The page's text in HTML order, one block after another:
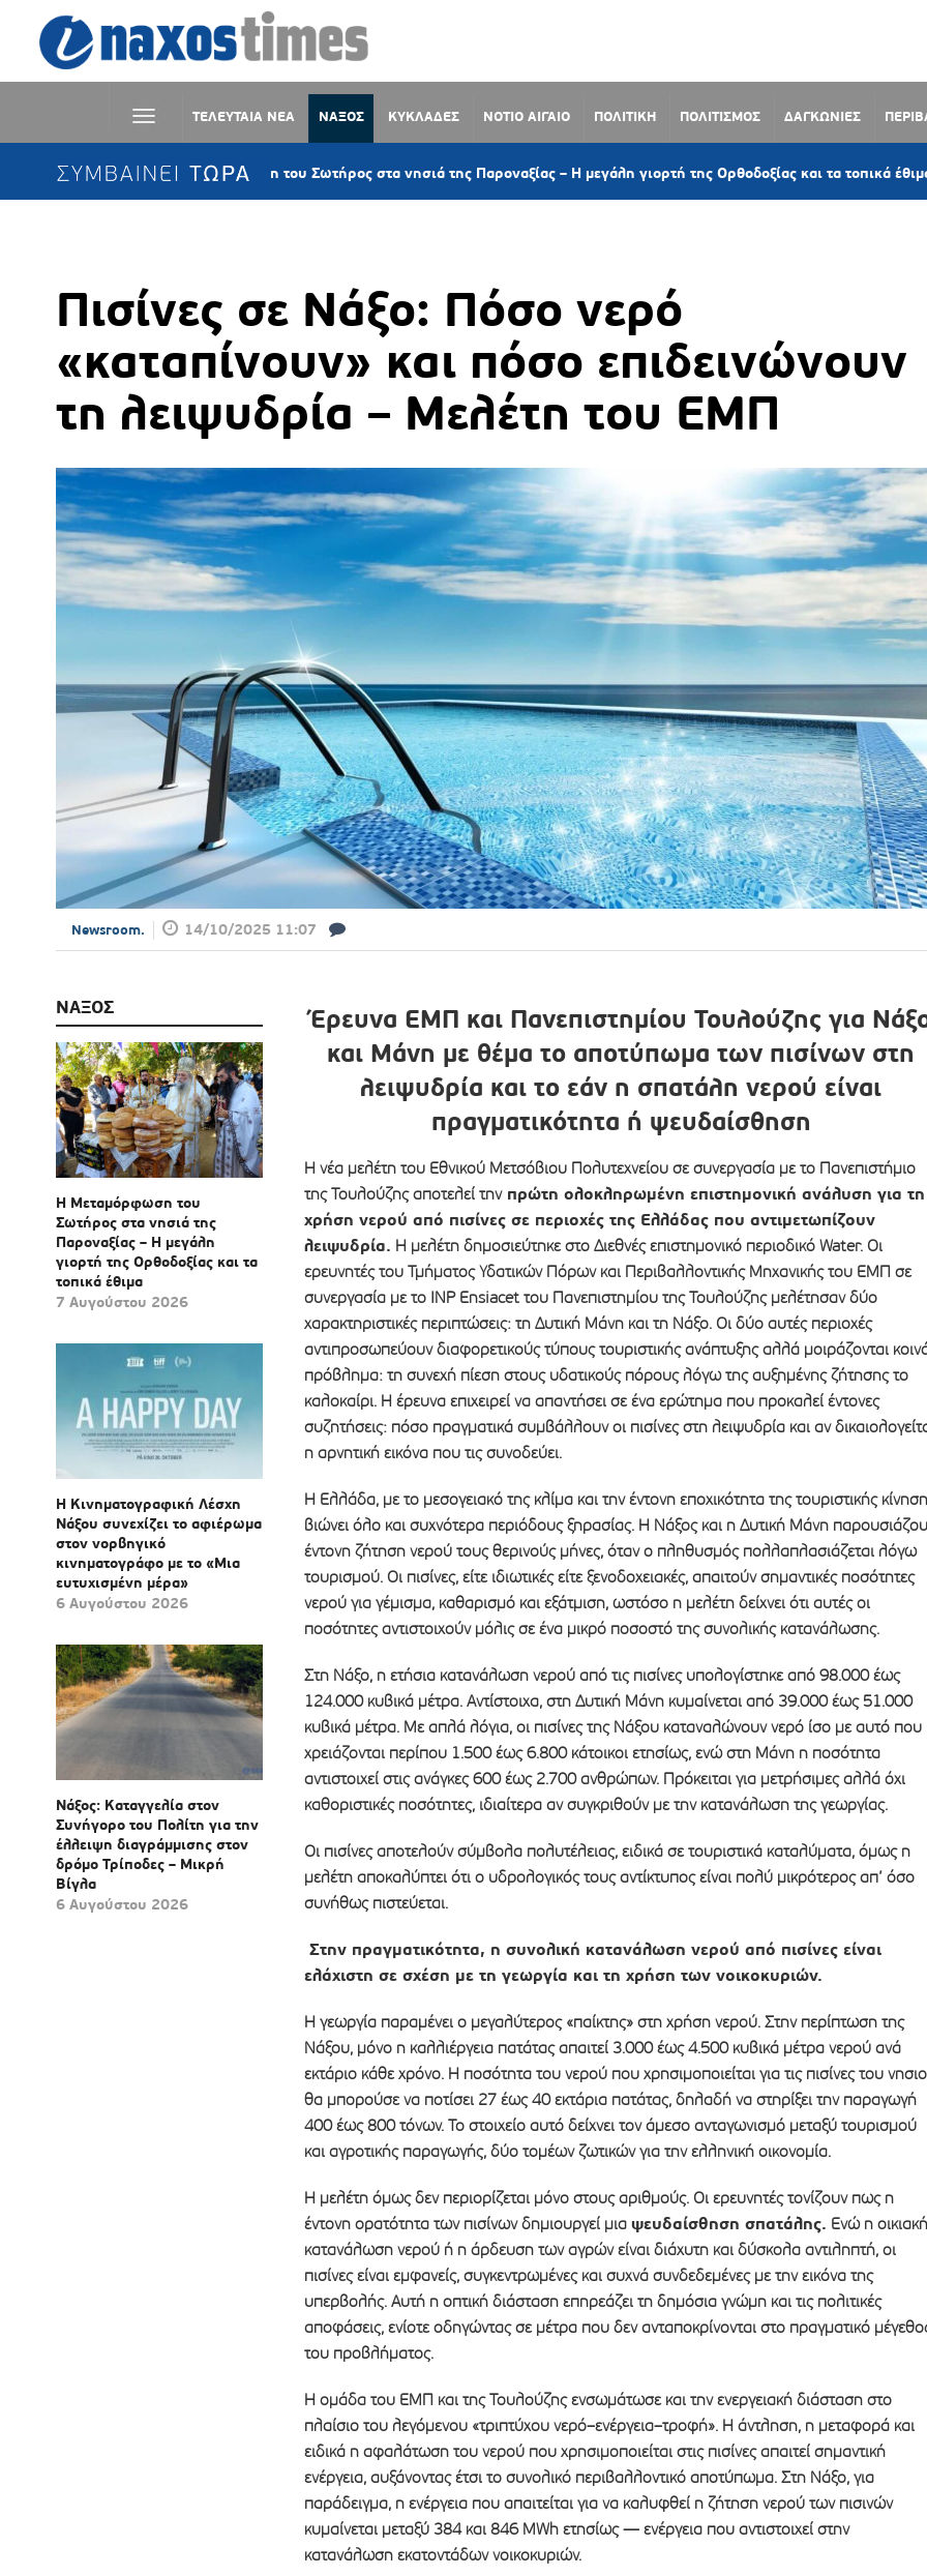
ΤΕΛΕΥΤΑΙΑ ΝΕΑ ΝΑΞΟΣ ΚΥΚΛΑΔΕΣ ΝΟΤΙΟ ΑΙΓΑΙΟ ΠΟΛΙΤΙΚΗ ΠΟΛΙΤΙΣΜΟΣ ΔΑΓΚΩΝΙΕΣ
ΣΥΜΒΑΙΝΕΙ ΤΩΡΑ
Η Μεταμόρφωση του Σωτήρος στα νησιά της Παροναξίας – Η μεγάλη γιορτή της Ορθοδοξίας και τα τοπικά έθιμα 1
Πισίνες σε Νάξο: Πόσο νερό
«καταπίνουν» και πόσο επιδεινώνουν
τη λειψυδρία – Μελέτη του ΕΜΠ
Newsroom. 14/10/2025 11:07
ΝΑΞΟΣ
Η Μεταμόρφωση του
Σωτήρος στα νησιά της
Παροναξίας – Η μεγάλη
γιορτή της Ορθοδοξίας και τα
τοπικά έθιμα
7 Αυγούστου 2026
Η Κινηματογραφική Λέσχη
Νάξου συνεχίζει το αφιέρωμα
στον νορβηγικό
κινηματογράφο με το «Μια
ευτυχισμένη μέρα»
6 Αυγούστου 2026
Νάξος: Καταγγελία στον
Συνήγορο του Πολίτη για την
έλλειψη διαγράμμισης στον
δρόμο Τρίποδες – Μικρή
Βίγλα
6 Αυγούστου 2026
Έρευνα ΕΜΠ και Πανεπιστημίου Τουλούζης για
και Μάνη με θέμα το αποτύπωμα των πισίνων στη
λειψυδρία και το εάν η σπατάλη νερού είναι
πραγματικότητα ή ψευδαίσθηση
Η νέα μελέτη του Εθνικού Μετσόβιου Πολυτεχνείου σε συνεργασία με το Πανεπιστήμιο
της Τουλούζης αποτελεί τηνπρώτη ολοκληρωμένη επιστημονική ανάλυση για τη
χρήση νερού από πισίνες σε περιοχές της Ελλάδας που αντιμετωπίζουν
λειψυδρία. Η μελέτη δημοσιεύτηκε στο Διεθνές επιστημονικό περιοδικό Water. Οι
ερευνητές του Τμήματος Υδατικών Πόρων και Περιβαλλοντικής Μηχανικής του ΕΜΠ σε
συνεργασία με το INP Ensiacet του Πανεπιστημίου της Τουλούζης μελέτησαν δύο
χαρακτηριστικές περιπτώσεις: τη Δυτική Μάνη και τη Νάξο. Οι δύο αυτές περιοχές
αντιπροσωπεύουν διαφορετικούς τύπους τουριστικής ανάπτυξης αλλά μοιράζονται
πρόβλημα: τη συνεχή πίεση στους υδατικούς πόρους λόγω της αυξημένης ζήτησης το
καλοκαίρι. Η έρευνα επιχειρεί να απαντήσει σε ένα ερώτημα που προκαλεί έντονες
συζητήσεις: πόσο πραγματικά συμβάλλουν οι πισίνες στη λειψυδρία και αν
η αρνητική εικόνα που τις συνοδεύει.
Η Ελλάδα, με το μεσογειακό της κλίμα και την έντονη εποχικότητα της τουριστικής
βιώνει όλο και συχνότερα περιόδους ξηρασίας. Η Νάξος και η Δυτική Μάνη
έντονη ζήτηση νερού τους θερινούς μήνες, όταν ο πληθυσμός πολλαπλασιάζεται λόγω
τουρισμού. Οι πισίνες, είτε ιδιωτικές είτε ξενοδοχειακές, απαιτούν σημαντικές ποσότητες
νερού για γέμισμα, καθαρισμό και εξάτμιση, ωστόσο η μελέτη δείχνει ότι αυτές οι
ποσότητες αντιστοιχούν μόλις σε ένα μικρό ποσοστό της συνολικής κατανάλωσης.
Στη Νάξο, η ετήσια κατανάλωση νερού από τις πισίνες υπολογίστηκε από 98.000 έως
124.000 κυβικά μέτρα. Αντίστοιχα, στη Δυτική Μάνη κυμαίνεται από 39.000 έως 51.000
κυβικά μέτρα. Με απλά λόγια, οι πισίνες της Νάξου καταναλώνουν νερό ίσο με αυτό που
χρειάζονται περίπου 1.500 έως 6.800 κάτοικοι ετησίως, ενώ στη Μάνη η ποσότητα
αντιστοιχεί στις ανάγκες 600 έως 2.700 ανθρώπων. Πρόκειται για μετρήσιμες αλλά όχι
καθοριστικές ποσότητες, ιδιαίτερα αν συγκριθούν με την κατανάλωση της γεωργίας.
Οι πισίνες αποτελούν σύμβολα πολυτέλειας, ειδικά σε τουριστικά καταλύματα, όμως η
μελέτη αποκαλύπτει ότι ο υδρολογικός τους αντίκτυπος είναι πολύ μικρότερος απ’ όσο
συνήθως πιστεύεται.
Στην πραγματικότητα, η συνολική κατανάλωση νερού από πισίνες είναι
ελάχιστη σε σχέση με τη γεωργία και τη χρήση των νοικοκυριών.
Η γεωργία παραμένει ο μεγαλύτερος «παίκτης» στη χρήση νερού. Στην περίπτωση της
Νάξου, μόνο η καλλιέργεια πατάτας απαιτεί 3.000 έως 4.500 κυβικά μέτρα νερού ανά
εκτάριο κάθε χρόνο. Η ποσότητα του νερού που χρησιμοποιείται για τις πισίνες του
θα μπορούσε να ποτίσει 27 έως 40 εκτάρια πατάτας, δηλαδή να στηρίξει την παραγωγή
400 έως 800 τόνων. Το στοιχείο αυτό δείχνει τον άμεσο ανταγωνισμό μεταξύ τουρισμού
και αγροτικής παραγωγής, δύο τομέων ζωτικών για την ελληνική οικονομία.
Η μελέτη όμως δεν περιορίζεται μόνο στους αριθμούς. Οι ερευνητές τονίζουν πως η
έντονη ορατότητα των πισίνων δημιουργεί μια ψευδαίσθηση σπατάλης. Ενώ η οικιακή
κατανάλωση νερού ή η άρδευση των αγρών είναι διάχυτη και δύσκολα αντιληπτή, οι
πισίνες είναι εμφανείς, συγκεντρωμένες και συχνά συνδεδεμένες με την εικόνα της
υπερβολής. Αυτή η οπτική διάσταση επηρεάζει τη δημόσια γνώμη και τις πολιτικές
αποφάσεις, ενίοτε οδηγώντας σε μέτρα που δεν ανταποκρίνονται στο πραγματικό
του προβλήματος.
Η ομάδα του ΕΜΠ και της Τουλούζης ενσωμάτωσε και την ενεργειακή διάσταση στο
πλαίσιο του λεγόμενου «τριπτύχου νερό–ενέργεια–τροφή». Η άντληση, η μεταφορά και
ειδικά η αφαλάτωση του νερού που χρησιμοποιείται στις πισίνες απαιτεί σημαντική
ενέργεια, αυξάνοντας έτσι το συνολικό περιβαλλοντικό αποτύπωμα. Στη Νάξο, για
παράδειγμα, η ενέργεια που απαιτείται για να καλυφθεί η ζήτηση νερού των πισινών
κυμαίνεται μεταξύ 384 και 846 MWh ετησίως — ενέργεια που αντιστοιχεί στην
κατανάλωση εκατοντάδων νοικοκυριών.